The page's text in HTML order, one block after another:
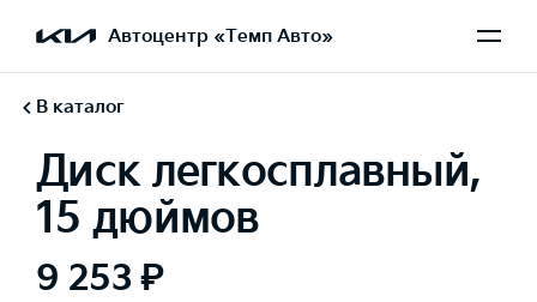
Автоцентр «Темп Авто»
В каталог
Диск легкосплавный,
15 дюймов
9 253 ₽